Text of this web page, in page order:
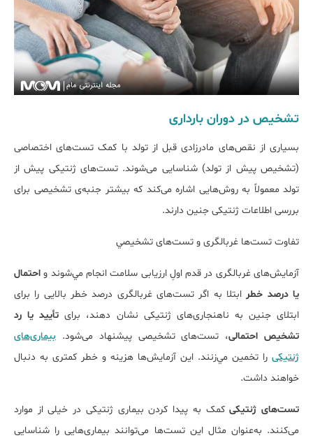
تشخیص در دوران بارداری
بسیاری از نقص‌های مادرزادی قبل از تولد با کمک تست‌های اختصاصی
(تشخیص پیش از تولد) شناسایی می‌شوند. تست‌های ژنتیکی پیش از
تولد معمولاً به روش‌هایی اشاره می‌کند که بیشتر جنبه‌ی تشخیصی برای
بررسی اطلاعات ژنتیکی جنین دارند.
تفاوت تست‌ها غربالگری و تست‌های تشخيصي
آزمايش‌های غربالگری در قدم اولِ ارزیابی سلامت انجام مي‌شوند و احتمال
یا درصد خطر ابتلا به اگر تست‌های غربالگری درصد خطر بالایی را برای
ابتلای جنین به ناهنجاری‌های ژنتیکی نشان دهند، برای تأیید یا رد
تشخیص احتمالی، تست‌های تشخیصی پیشنهاد می‌شود. بيماری‌های
ژنتيكی را تخمين مي‌زنند. اين آزمايش‌‌ها هزینه و خطر کمتری به دنبال
خواهند داشت.
تست‌های ژنتیکیکمک به پیدا کردن بیماری ژنتیکی در خیلی از موارد
می‌کنند. به‌عنوان مثال این تست‌ها می‌توانند بیماری‌هایی را شناسایی